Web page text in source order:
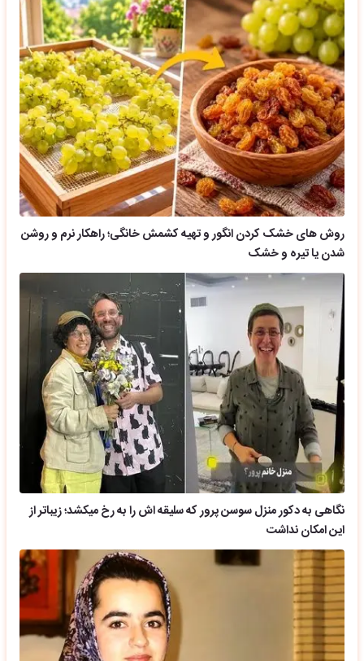
روش های خشک کردن انگور و تهیه کشمش خانگی؛ راهکار نرم و روشن
شدن یا تیره و خشک
نگاهی به دکور منزل سوسن پرور که سلیقه اش را به رخ میکشد؛ زیباتر از
این امکان نداشت